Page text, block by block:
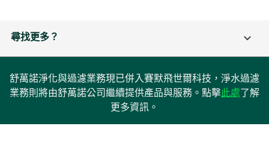
尋找更多？
舒萬諾淨化與過濾業務現已併入賽默飛世爾科技，淨水過濾
業務則將由舒萬諾公司繼續提供產品與服務。點擊此處在
了解
更多資訊。